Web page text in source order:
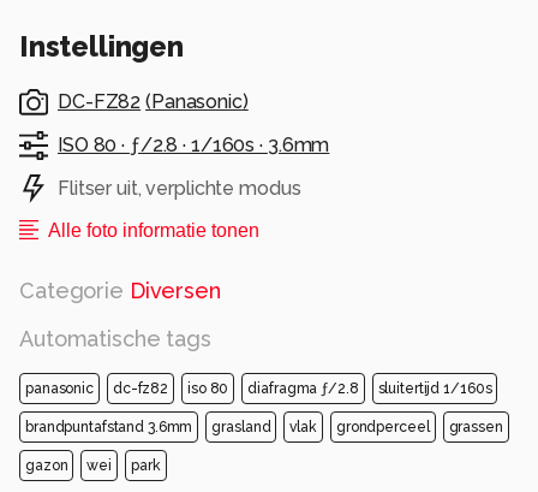
Instellingen
DC-FZ82 (Panasonic)
ISO 80 · ƒ/2.8 · 1/160s · 3.6mm
Flitser uit, verplichte modus
Alle foto informatie tonen
Categorie Diversen
Automatische tags
panasonic dc-fz82 iso 80 diafragma ƒ/2.8 sluitertijd 1/160s
brandpuntafstand 3.6mm grasland vlak grondperceel grassen
gazon wei park